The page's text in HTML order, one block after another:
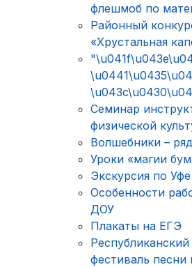
флешмоб по
Районный
«Хрустальная
Семинар
физической
Волшебники –
Уроки «магии
Экскурсия по Уфе
Особенности
ДОУ
Плакаты на ЕГЭ
фестиваль